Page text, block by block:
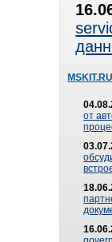
от